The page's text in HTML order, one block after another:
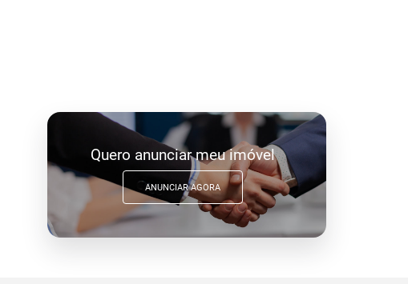
Quero anunciar meu imóvel
ANUNCIAR AGORA